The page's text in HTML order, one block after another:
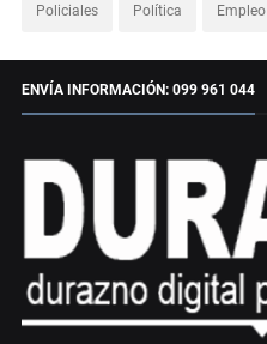
Policiales Política Empleo
ENVÍA INFORMACIÓN: 099 961 044